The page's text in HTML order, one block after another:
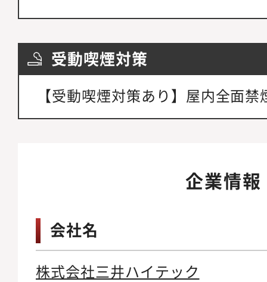
受動喫煙対策
【受動喫煙対策あり】屋内全面禁
企業情報
会社名
株式会社三井ハイテック